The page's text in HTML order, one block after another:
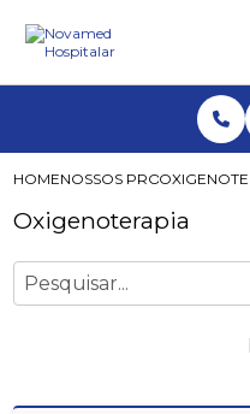
HOMENOSSOS PRODUTOS
Oxigenoterapia